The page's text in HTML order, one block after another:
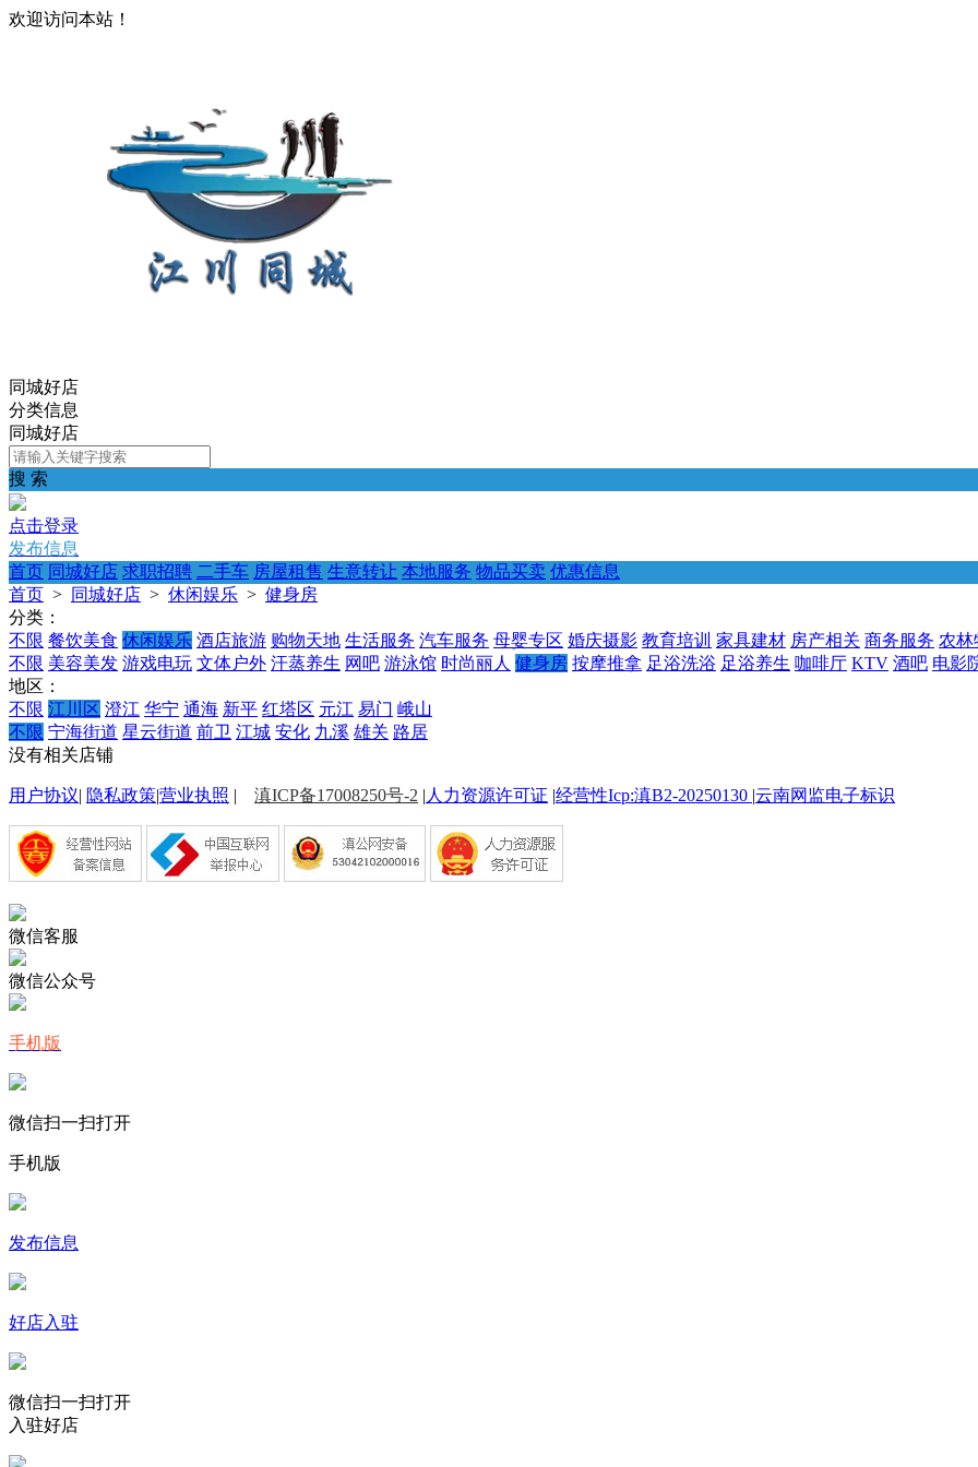
欢迎访问本站！
同城好店
分类信息
同城好店
搜 索
点击登录
发布信息
首页 同城好店 求职招聘 二手车 房屋租售 生意转让 本地服务 物品买卖 优惠信息
首页 > 同城好店 > 休闲娱乐 > 健身房
分类：
不限 餐饮美食 休闲娱乐 酒店旅游 购物天地 生活服务 汽车服务 母婴专区 婚庆摄影 教育培训 家具建材 房产相关 商务服务 农林
不限 美容美发 游戏电玩 文体户外 汗蒸养生 网吧 游泳馆 时尚丽人 健身房 按摩推拿 足浴洗浴 足浴养生 咖啡厅 KTV 酒吧 电影
地区：
不限 江川区 澄江 华宁 通海 新平 红塔区 元江 易门 峨山
不限 宁海街道 星云街道 前卫 江城 安化 九溪 雄关 路居
没有相关店铺
用户协议| 隐私政策|营业执照 | 滇ICP备17008250号-2 | 人力资源许可证 |经营性Icp:滇B2-20250130 |云南网监电子标识
微信客服
微信公众号
手机版
微信扫一扫打开
手机版
发布信息
好店入驻
微信扫一扫打开
入驻好店